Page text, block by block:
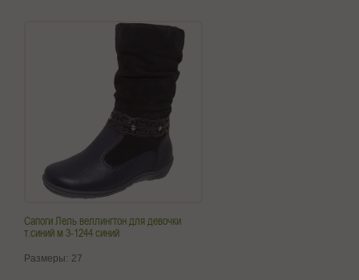
Сапоги Лель веллингтон для девочки
т.синий м 3-1244 синий
Размеры: 27